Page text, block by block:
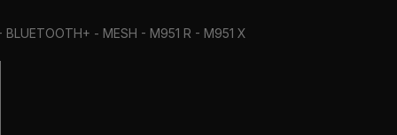
- MESH - M951 R - M951 X